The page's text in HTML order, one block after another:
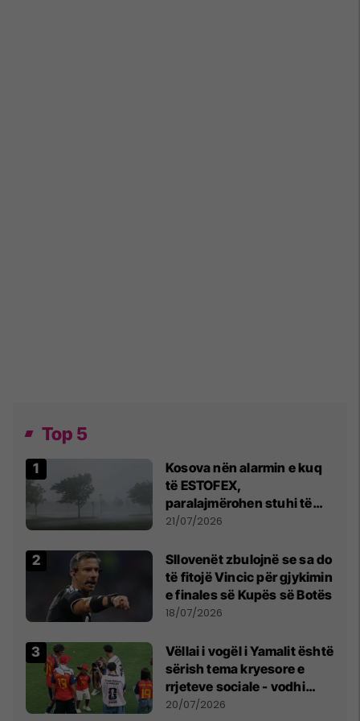
Top 5
Kosova nën alarmin e kuq
të ESTOFEX,
paralajmërohen stuhi të
fuqishme me breshër dhe
21/07/2026
Sllovenët zbulojnë se sa do
të fitojë Vincic për gjykimin
e finales së Kupës së Botës
18/07/2026
Vëllai i vogël i Yamalit është
sërish tema kryesore e
rrjeteve sociale - vodhi
vëmendjen pas finales së
20/07/2026